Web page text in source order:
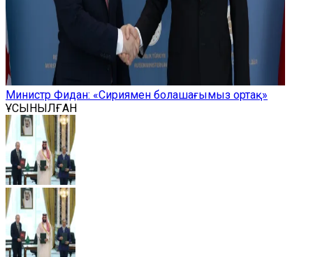
Министр Фидан: «Сириямен болашағымыз ортақ»
ҰСЫНЫЛҒАН